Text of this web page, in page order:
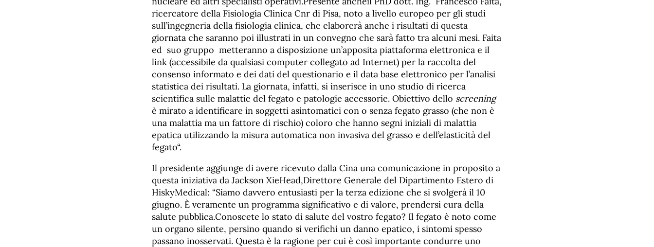
ricercatore della Fisiologia Clinica Cnr di Pisa, noto a livello europeo per gli studi
sull’ingegneria della fisiologia clinica, che elaborerà anche i risultati di questa
giornata che saranno poi illustrati in un convegno che sarà fatto tra alcuni mesi. Faita
ed suo gruppo metteranno a disposizione un’apposita piattaforma elettronica e il
link (accessibile da qualsiasi computer collegato ad Internet) per la raccolta del
consenso informato e dei dati del questionario e il data base elettronico per l’analisi
statistica dei risultati. La giornata, infatti, si inserisce in uno studio di ricerca
scientifica sulle malattie del fegato e patologie accessorie. Obiettivo dello screening
è mirato a identificare in soggetti asintomatici con o senza fegato grasso (che non è
una malattia ma un fattore di rischio) coloro che hanno segni iniziali di malattia
epatica utilizzando la misura automatica non invasiva del grasso e dell’elasticità del
fegato“.
Il presidente aggiunge di avere ricevuto dalla Cina una comunicazione in proposito a
questa iniziativa da Jackson XieHead,Direttore Generale del Dipartimento Estero di
HiskyMedical: “Siamo davvero entusiasti per la terza edizione che si svolgerà il 10
giugno. È veramente un programma significativo e di valore, prendersi cura della
salute pubblica.Conoscete lo stato di salute del vostro fegato? Il fegato è noto come
un organo silente, persino quando si verifichi un danno epatico, i sintomi spesso
passano inosservati. Questa è la ragione per cui è così importante condurre uno